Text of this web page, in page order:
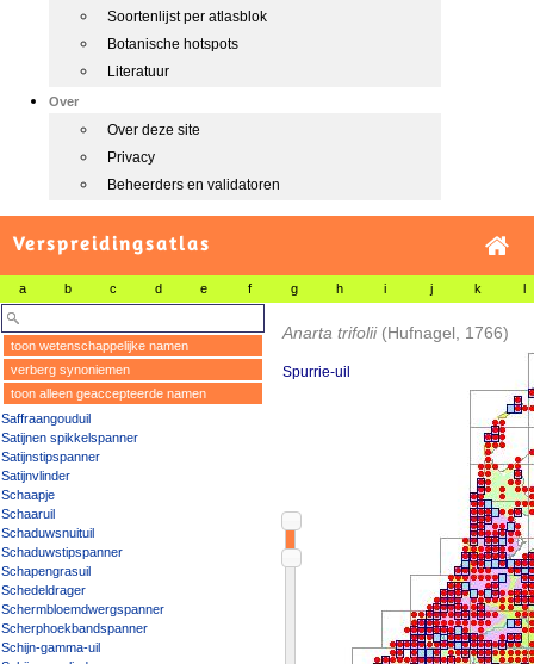
Soortenlijst per atlasblok
Botanische hotspots
Literatuur
Over
Over deze site
Privacy
Beheerders en validatoren
Verspreidingsatlas
a b c d e f g h i j k l
toon wetenschappelijke namen
verberg synoniemen
toon alleen geaccepteerde namen
Saffraangouduil
Satijnen spikkelspanner
Satijnstipspanner
Satijnvlinder
Schaapje
Schaaruil
Schaduwsnuituil
Schaduwstipspanner
Schapengrasuil
Schedeldrager
Schermbloemdwergspanner
Scherphoekbandspanner
Schijn-gamma-uil
Anarta trifolii (Hufnagel, 1766)
Spurrie-uil